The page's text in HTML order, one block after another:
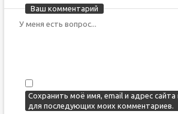
Ваш комментарий
Сохранить моё имя, email и адрес сайта
для последующих моих комментариев.